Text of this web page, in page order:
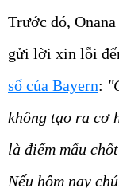
Trước đó,
gửi lời xin lỗi
số của Bayern:
không tạo ra cơ
là điểm mấu
Nếu hôm nay